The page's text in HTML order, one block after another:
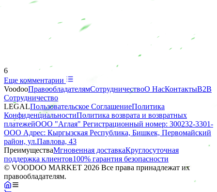
6
Еще комментарии
VoodooПравообладателямСотрудничествоО НасКонтактыB2B
Сотрудничество
LEGALПользовательское СоглашениеПолитика
КонфиденциальностиПолитика возврата и возвратных
платежейООО "Аглая" Регистрационный номер: 300232-3301-
ООО Адрес: Кыргызская Республика, Бишкек, Первомайский
район, ул.Павлова, 43
ПреимуществаМгновенная доставкаКруглосуточная
поддержка клиентов100% гарантия безопасности
© VOODOO MARKET 2026 Все права принадлежат их
правообладателям.